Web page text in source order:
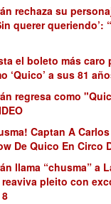
rechaza su
querer queriendo’:
el boleto más caro
‘Quico’ a sus 81
regresa como
Captan A
De Quico En Circo
llama “chusma” a
reaviva pleito con